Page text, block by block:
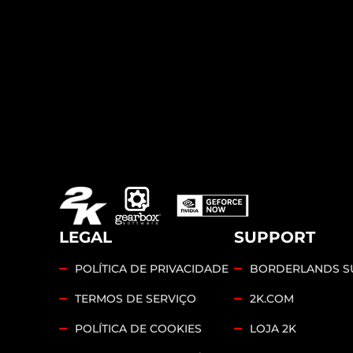
LEGAL
POLÍTICA DE PRIVACIDADE
TERMOS DE SERVIÇO
POLÍTICA DE COOKIES
SUPPORT
BORDERLANDS
2K.COM
LOJA 2K